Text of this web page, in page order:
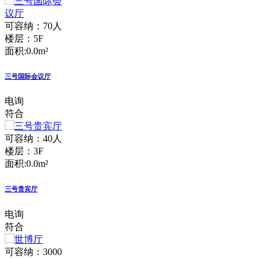
可容纳：70人
楼层：5F
面积:0.0m²
三号国际会议厅
电询
符合
可容纳：40人
楼层：3F
面积:0.0m²
三号贵宾厅
电询
符合
可容纳：3000